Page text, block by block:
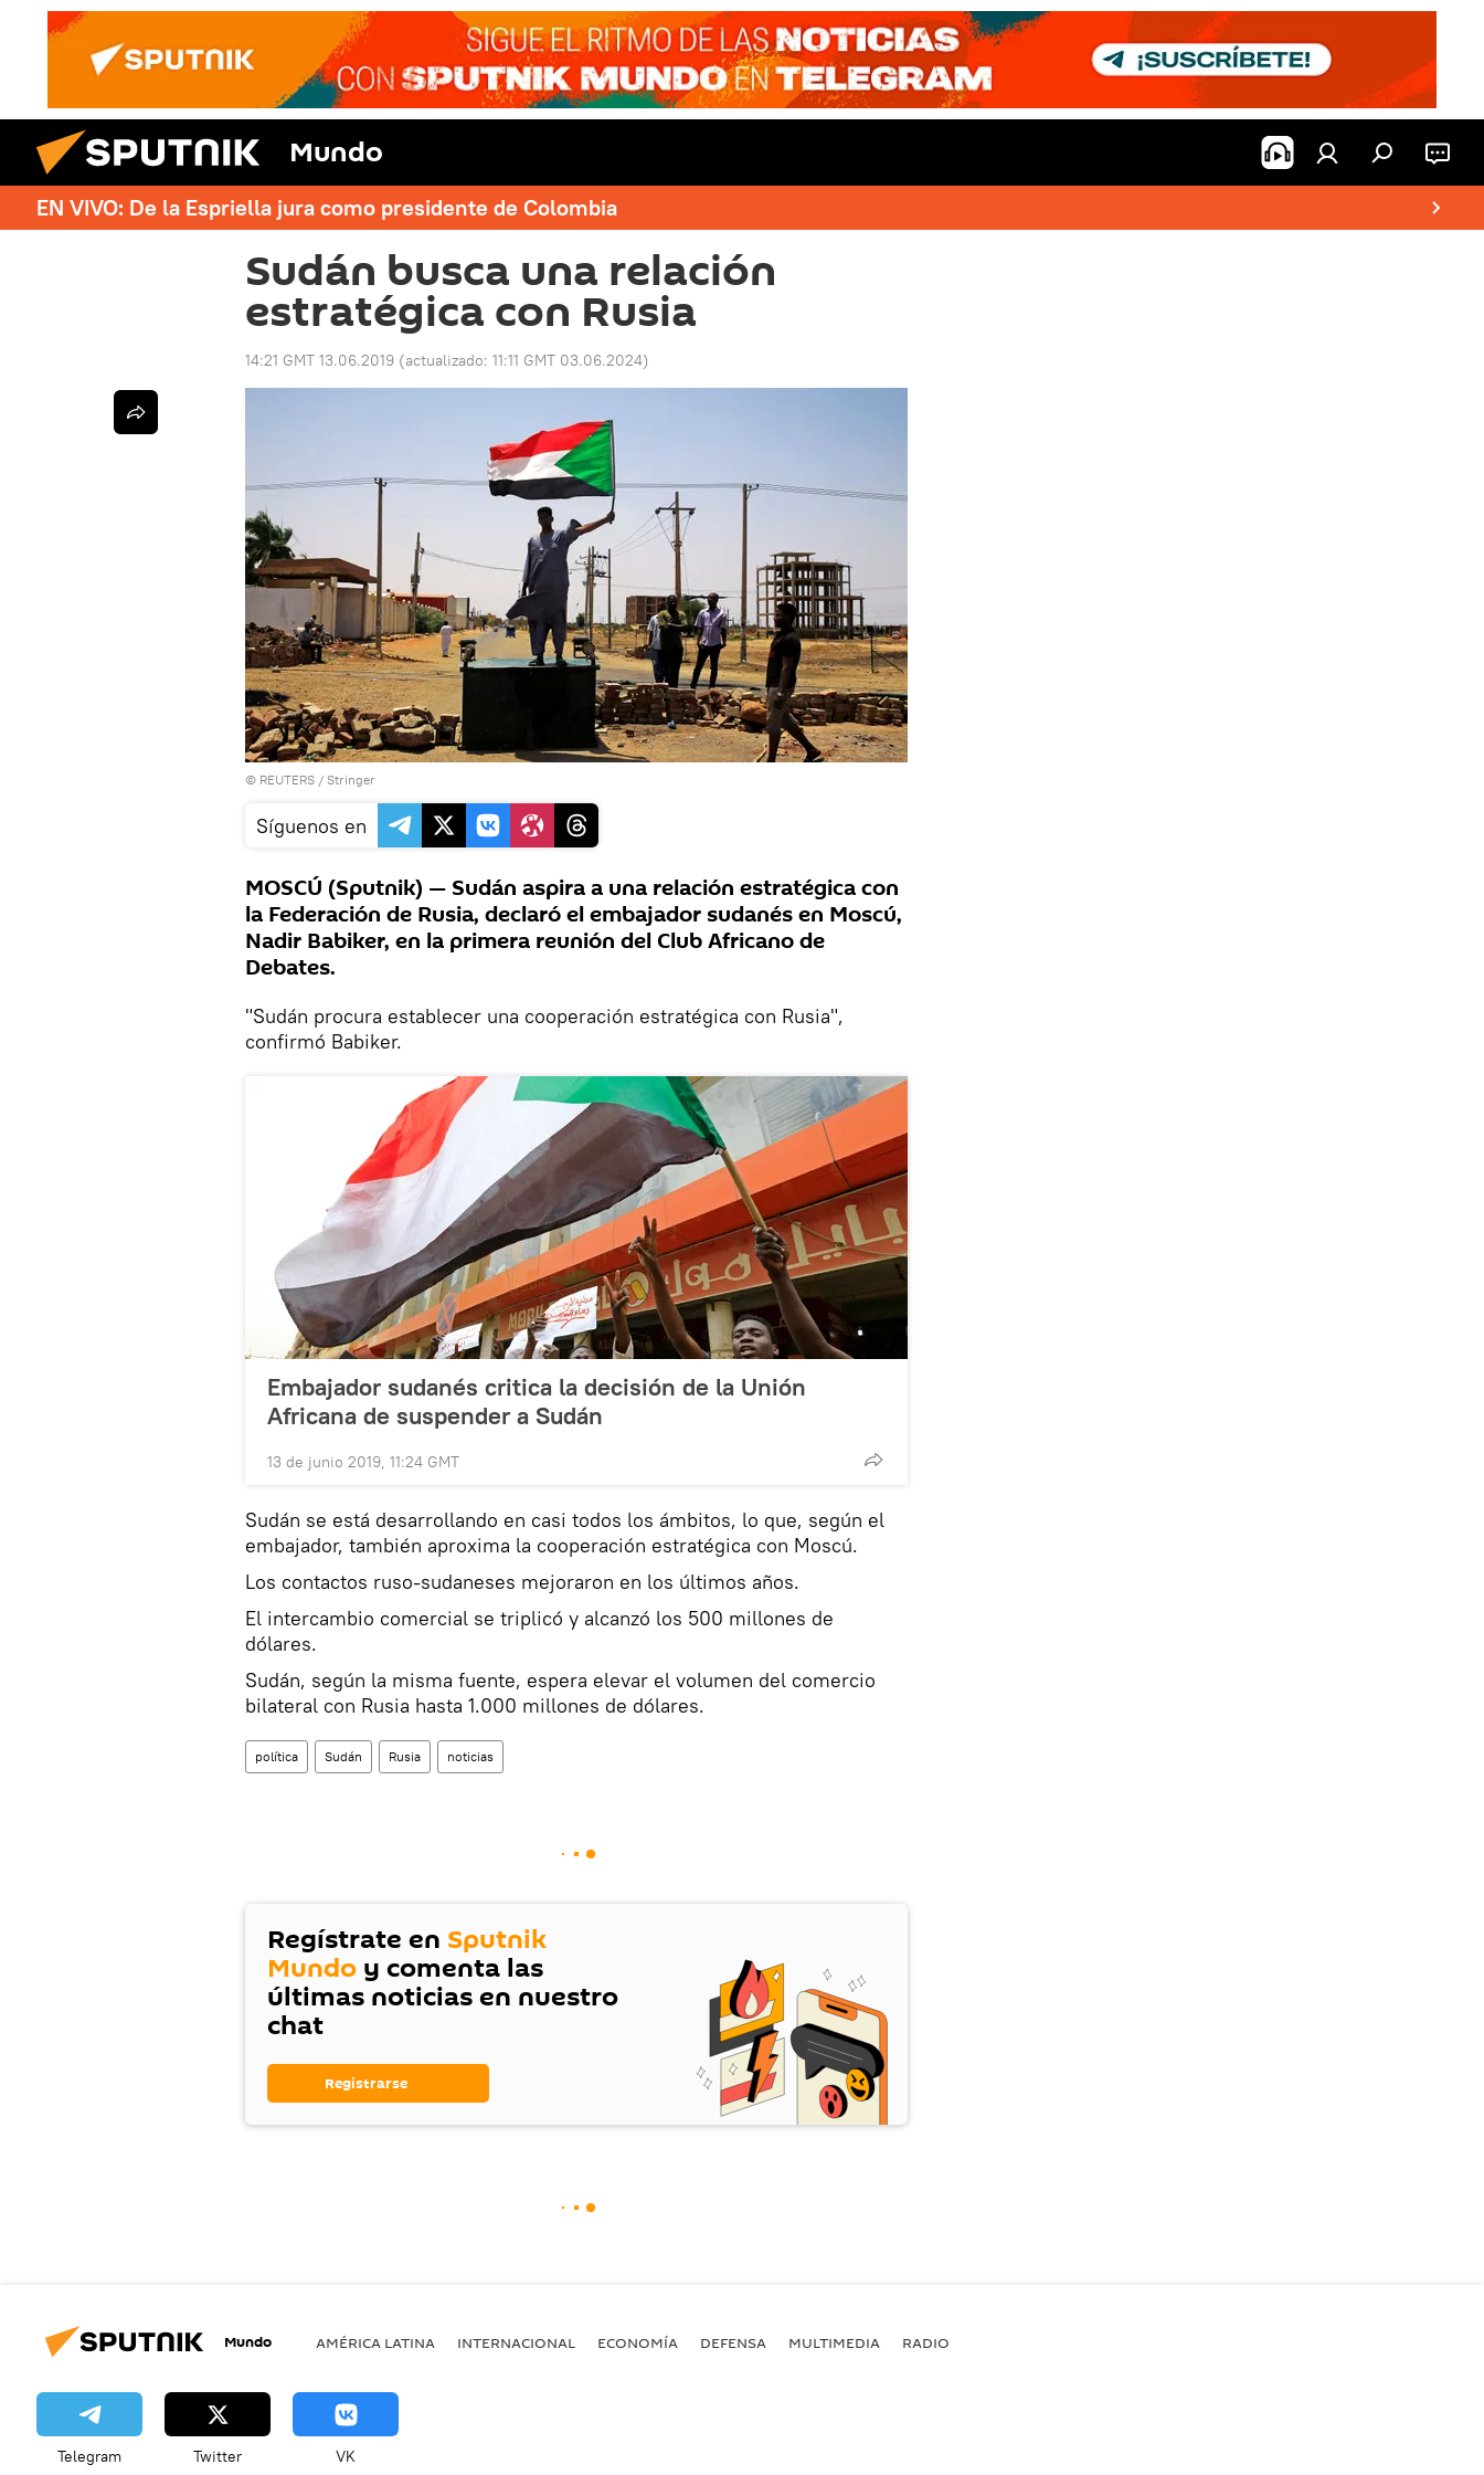
Mundo
EN VIVO: De la Espriella jura como presidente de Colombia
Sudán busca una relación
estratégica con Rusia
14:21 GMT 13.06.2019 (actualizado: 11:11 GMT 03.06.2024)
© REUTERS / Stringer
Síguenos en
MOSCÚ (Sputnik) — Sudán aspira a una relación estratégica con
la Federación de Rusia, declaró el embajador sudanés en Moscú,
Nadir Babiker, en la primera reunión del Club Africano de
Debates.
"Sudán procura establecer una cooperación estratégica con Rusia",
confirmó Babiker.
Embajador sudanés critica la decisión de la Unión
Africana de suspender a Sudán
13 de junio 2019, 11:24 GMT
Sudán se está desarrollando en casi todos los ámbitos, lo que, según el
embajador, también aproxima la cooperación estratégica con Moscú.
Los contactos ruso-sudaneses mejoraron en los últimos años.
El intercambio comercial se triplicó y alcanzó los 500 millones de
dólares.
Sudán, según la misma fuente, espera elevar el volumen del comercio
bilateral con Rusia hasta 1.000 millones de dólares.
política Sudán Rusia noticias
Regístrate en Sputnik
Mundo y comenta las
últimas noticias en nuestro
chat
Registrarse
Mundo AMÉRICA LATINA INTERNACIONAL ECONOMÍA DEFENSA MULTIMEDIA RADIO
Telegram Twitter VK